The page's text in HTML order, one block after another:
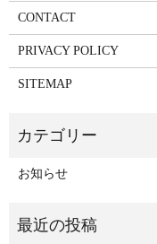
CONTACT
PRIVACY POLICY
SITEMAP
お知らせ